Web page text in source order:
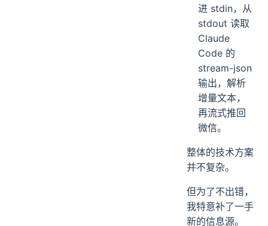
进 stdin，从
stdout 读取
Claude
Code 的
stream-json
输出，解析
增量文本，
再流式推回
微信。
整体的技术方案
并不复杂。
但为了不出错，
我特意补了一手
新的信息源。